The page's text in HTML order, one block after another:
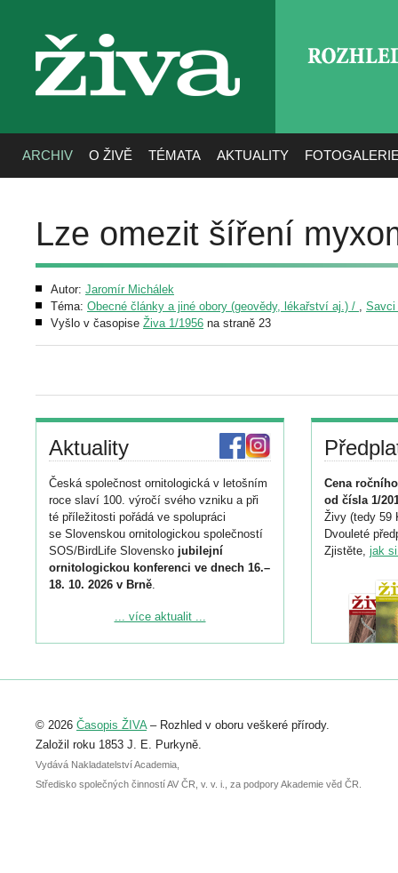
živa
ARCHIV O ŽIVĚ TÉMATA AKTUALITY
Lze omezit šíření
Autor: Jaromír Michálek
Téma: Obecné články a jiné obory (geovědy, lékařství aj.) / , Savci
Vyšlo v časopise Živa 1/1956 na straně 23
Aktuality
Česká společnost ornitologická v letošním
roce slaví 100. výročí svého vzniku a při
té příležitosti pořádá ve spolupráci
se Slovenskou ornitologickou společností
SOS/BirdLife Slovensko jubilejní
ornitologickou konferenci ve dnech 16.–
18. 10. 2026 v Brně.
Podrobnější informace ke konferenci
Registrovat se můžete do 6. září.
abstraktu přihlášené přednášky nebo
posteru je už 30. června.
... více aktualit ...
Cena
od čísla 1/
Živy (tedy 59
Dvouleté
Zjistěte, jak
© 2026 Časopis ŽIVA– Rozhled v oboru veškeré přírody.
Založil roku 1853 J. E. Purkyně.
Vydává Nakladatelství Academia,
Středisko společných činností AV ČR, v. v. i., za podpory Akademie věd ČR.